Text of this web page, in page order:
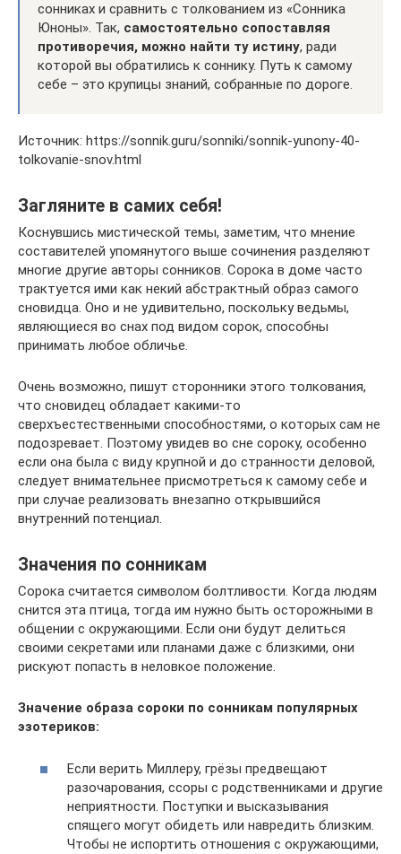
сонниках и сравнить с толкованием из «Сонника
Юноны». Так, самостоятельно сопоставляя
противоречия, можно найти ту истину, ради
которой вы обратились к соннику. Путь к самому
себе – это крупицы знаний, собранные по дороге.
Источник: https://sonnik.guru/sonniki/sonnik-yunony-40-
tolkovanie-snov.html
Загляните в самих себя!
Коснувшись мистической темы, заметим, что мнение
составителей упомянутого выше сочинения разделяют
многие другие авторы сонников. Сорока в доме часто
трактуется ими как некий абстрактный образ самого
сновидца. Оно и не удивительно, поскольку ведьмы,
являющиеся во снах под видом сорок, способны
принимать любое обличье.
Очень возможно, пишут сторонники этого толкования,
что сновидец обладает какими-то
сверхъестественными способностями, о которых сам не
подозревает. Поэтому увидев во сне сороку, особенно
если она была с виду крупной и до странности деловой,
следует внимательнее присмотреться к самому себе и
при случае реализовать внезапно открывшийся
внутренний потенциал.
Значения по сонникам
Сорока считается символом болтливости. Когда людям
снится эта птица, тогда им нужно быть осторожными в
общении с окружающими. Если они будут делиться
своими секретами или планами даже с близкими, они
рискуют попасть в неловкое положение.
Значение образа сороки по сонникам популярных
эзотериков:
Если верить Миллеру, грёзы предвещают
разочарования, ссоры с родственниками и другие
неприятности. Поступки и высказывания
спящего могут обидеть или навредить близким.
Чтобы не испортить отношения с окружающими,